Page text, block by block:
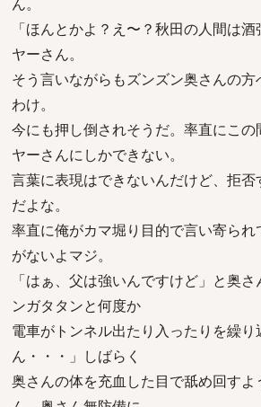
「ほんとかよ？え〜？秋田の人間は
ヤーさん。
そう言いながらもズンズン奥さんの方
わけ。
今にも押し倒されそうだ。率直にこ
ヤーさんにしかできない。
言葉に表現はできないんだけど、拒
だよな。
率直に俺がカマ堀り目的で言い寄ら
がないよマジ。
「はぁ、父は強いんですけど」と奥
ンガタタンと何度か
電車がトンネル出たり入ったりを繰
ん・・・」しばらく
奥さんの体を充血した目で舐め回すよ